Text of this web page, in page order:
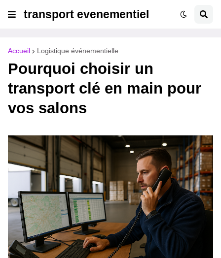
transport evenementiel
Accueil Logistique événementielle
Pourquoi choisir un
transport clé en main pour
vos salons